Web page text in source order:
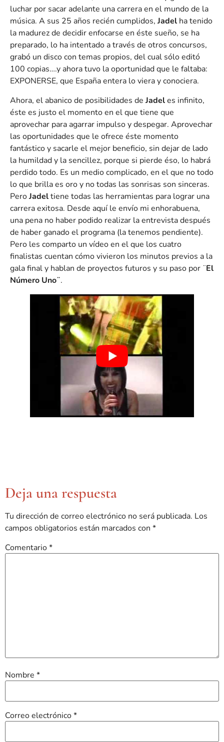
luchar por sacar adelante una carrera en el mundo de la
música. A sus 25 años recién cumplidos, Jadel ha tenido
la madurez de decidir enfocarse en éste sueño, se ha
preparado, lo ha intentado a través de otros concursos,
grabó un disco con temas propios, del cual sólo editó
100 copias….y ahora tuvo la oportunidad que le faltaba:
EXPONERSE, que España entera lo viera y conociera.
Ahora, el abanico de posibilidades de Jadeles infinito,
éste es justo el momento en el que tiene que
aprovechar para agarrar impulso y despegar. Aprovechar
las oportunidades que le ofrece éste momento
fantástico y sacarle el mejor beneficio, sin dejar de lado
la humildad y la sencillez, porque si pierde éso, lo habrá
perdido todo. Es un medio complicado, en el que no todo
lo que brilla es oro y no todas las sonrisas son sinceras.
PeroJadeltiene todas las herramientas para lograr una
carrera exitosa. Desde aquí le envío mi enhorabuena,
una pena no haber podido realizar la entrevista después
de haber ganado el programa (la tenemos pendiente).
Pero les comparto un vídeo en el que los cuatro
finalistas cuentan cómo vivieron los minutos previos a la
gala final y hablan de proyectos futuros y su paso por ¨El
Número Uno¨.
Deja una respuesta
Tu dirección de correo electrónico no será publicada. Los
campos obligatorios están marcados con *
Comentario*
Nombre *
Correo electrónico*